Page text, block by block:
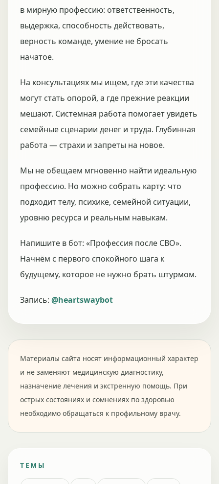
в мирную профессию: ответственность,
выдержка, способность действовать,
верность команде, умение не бросать
начатое.
На консультациях мы ищем, где эти качества
могут стать опорой, а где прежние реакции
мешают. Системная работа помогает увидеть
семейные сценарии денег и труда. Глубинная
работа — страхи и запреты на новое.
Мы не обещаем мгновенно найти идеальную
профессию. Но можно собрать карту: что
подходит телу, психике, семейной ситуации,
уровню ресурса и реальным навыкам.
Напишите в бот: «Профессия после СВО».
Начнём с первого спокойного шага к
будущему, которое не нужно брать штурмом.
Запись: @heartswaybot
Материалы сайта носят информационный характер
и не заменяют медицинскую диагностику,
назначение лечения и экстренную помощь. При
острых состояниях и сомнениях по здоровью
необходимо обращаться к профильному врачу.
ТЕМЫ